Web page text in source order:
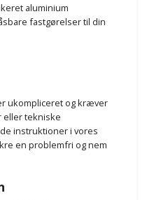
aluminium
fastgørelser til din
ukompliceret og kræver
tekniske
instruktioner i vores
en problemfri og nem